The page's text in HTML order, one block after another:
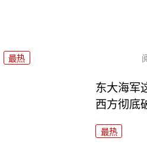
最热
东大海军
西方彻底
最热